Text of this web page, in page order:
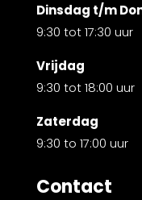
Dinsdag t/m
9:30 tot 17:30 uur
Vrijdag
9:30 tot 18:00 uur
Zaterdag
9:30 to 17:00 uur
Contact